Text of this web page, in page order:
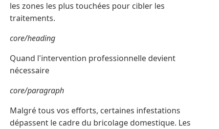
les zones les plus touchées pour cibler les
traitements.
core/heading
Quand l'intervention professionnelle devient
nécessaire
core/paragraph
Malgré tous vos efforts, certaines infestations
dépassent le cadre du bricolage domestique. Les